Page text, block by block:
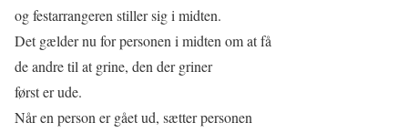
og festarrangeren stiller sig i midten.
Det gælder nu for personen i midten om at få
de andre til at grine, den der griner
først er ude.
Når en person er gået ud, sætter personen